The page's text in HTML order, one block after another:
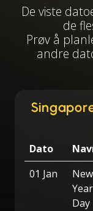
De viste
de
Prøv å
andre
Dato
01 Jan
New
Day